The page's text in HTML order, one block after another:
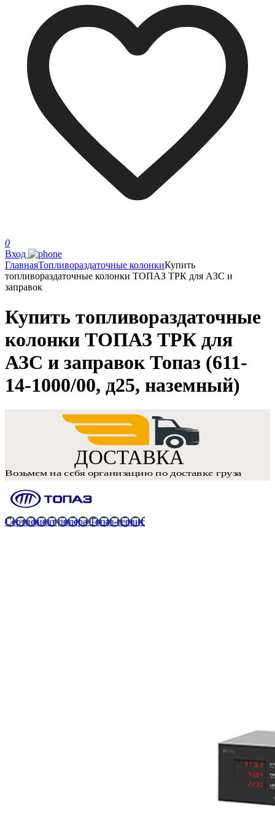
0
Вход
ГлавнаяТопливораздаточные колонкиКупить
топливораздаточные колонки ТОПАЗ ТРК для АЗС и
заправок
Купить топливораздаточные
колонки ТОПАЗ ТРК для
АЗС и заправок Топаз (611-
14-1000/00, д25, наземный)
Сертификат дилера Топаз-сервис